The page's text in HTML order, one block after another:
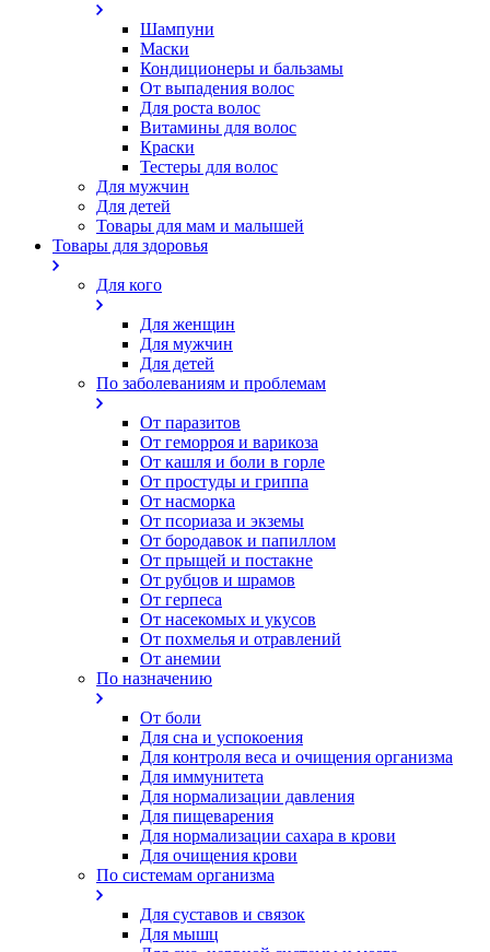
Шампуни
Маски
Кондиционеры и бальзамы
От выпадения волос
Для роста волос
Витамины для волос
Краски
Тестеры для волос
Для мужчин
Для детей
Товары для мам и малышей
Товары для здоровья
Для кого
Для женщин
Для мужчин
Для детей
По заболеваниям и проблемам
От паразитов
Oт геморроя и варикоза
От кашля и боли в горле
От простуды и гриппа
От насморка
Oт псориаза и экземы
От бородавок и папиллом
От прыщей и постакне
От рубцов и шрамов
От герпеса
От насекомых и укусов
От похмелья и отравлений
От анемии
По назначению
От боли
Для сна и успокоения
Для контроля веса и очищения организма
Для иммунитета
Для нормализации давления
Для пищеварения
Для нормализации сахара в крови
Для очищения крови
По системам организма
Для суставов и связок
Для мышц